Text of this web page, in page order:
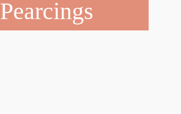
Pearcings